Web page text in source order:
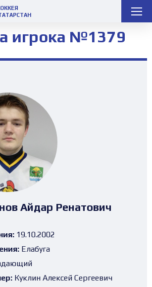
игрока №1379
Айдар Ренатович
19.10.2002
Елабуга
Куклин Алексей Сергеевич